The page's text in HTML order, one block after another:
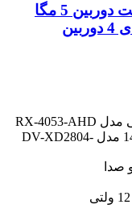
PRO-400-QHD _ پک اقتصادی کیفیت دوربین 5 مگا
پیکسل _ دستگاه ضبط4 کانال _ دارای 4 دوربین
1440P مدل DV-XD2804-